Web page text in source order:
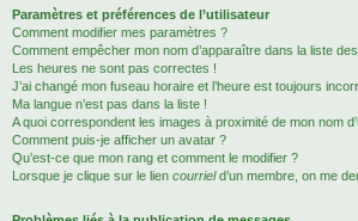
Paramètres et préférences de l’utilisateur
Comment modifier mes paramètres ?
Comment empêcher mon nom d’apparaître dans la liste
Les heures ne sont pas correctes !
J’ai changé mon fuseau horaire et l’heure est toujours
Ma langue n’est pas dans la liste !
A quoi correspondent les images à proximité de mon nom
Comment puis-je afficher un avatar ?
Qu’est-ce que mon rang et comment le modifier ?
Lorsque je clique sur le lien courrield’un membre, on me